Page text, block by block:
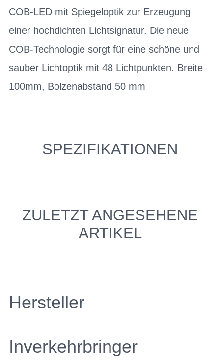
COB-LED mit Spiegeloptik zur Erzeugung
einer hochdichten Lichtsignatur. Die neue
COB-Technologie sorgt für eine schöne und
sauber Lichtoptik mit 48 Lichtpunkten. Breite
100mm, Bolzenabstand 50 mm
SPEZIFIKATIONEN
ZULETZT ANGESEHENE
ARTIKEL
Hersteller
Inverkehrbringer